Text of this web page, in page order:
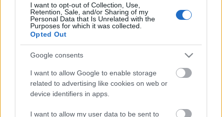
I want to opt-out of Collection, Use,
Retention, Sale, and/or Sharing of my
Personal Data that Is Unrelated with the
Purposes for which it was collected.
Opted Out
Google consents
I want to allow Google to enable storage
related to advertising like cookies on web or
device identifiers in apps.
I want to allow my user data to be sent to
Címkék:premier monodráma
Soproni